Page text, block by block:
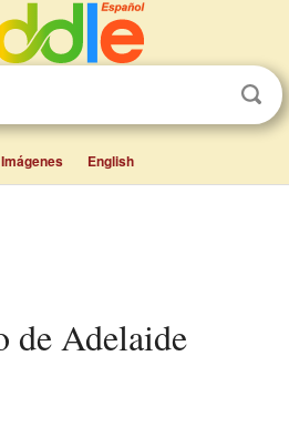
Imágenes English